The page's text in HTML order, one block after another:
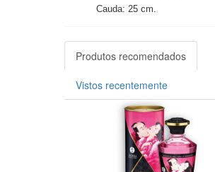
Cauda: 25 cm.
Produtos recomendados
Vistos recentemente